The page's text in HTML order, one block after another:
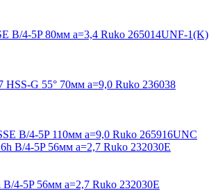
4-5P 80мм a=3,4 Ruko 265014UNF-1(K)
G 55° 70мм a=9,0 Ruko 236038
B/4-5P 110мм a=9,0 Ruko 265916UNC
4-5P 56мм a=2,7 Ruko 232030E